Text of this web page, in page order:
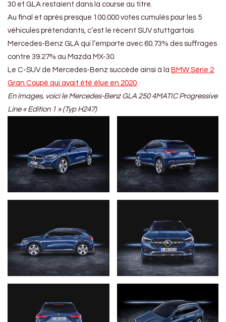
30 et GLA restaient dans la course au titre.
Au final et après presque 100.000 votes cumulés pour les 5
véhicules prétendants, c’est le récent SUV stuttgartois
Mercedes-Benz GLA qui l’emporte avec 60.73% des suffrages
contre 39.27% au Mazda MX-30.
Le C-SUV de Mercedes-Benz succède ainsi à la BMW Série 2
Gran Coupé qui avait été élue en 2020.
En images, voici le Mercedes-Benz GLA 250 4MATIC Progressive
Line « Edition 1 » (Typ H247)